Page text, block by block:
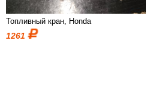
Топливный кран, Honda
1261